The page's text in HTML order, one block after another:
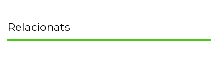
Relacionats